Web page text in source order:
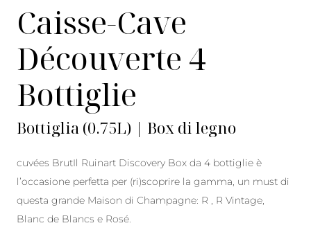
Caisse-Cave
Découverte 4
Bottiglie
Bottiglia (0.75L) | Box di legno
cuvées BrutIl Ruinart Discovery Box da 4 bottiglie è
l’occasione perfetta per (ri)scoprire la gamma, un must di
questa grande Maison di Champagne: R , R Vintage,
Blanc de Blancs e Rosé.